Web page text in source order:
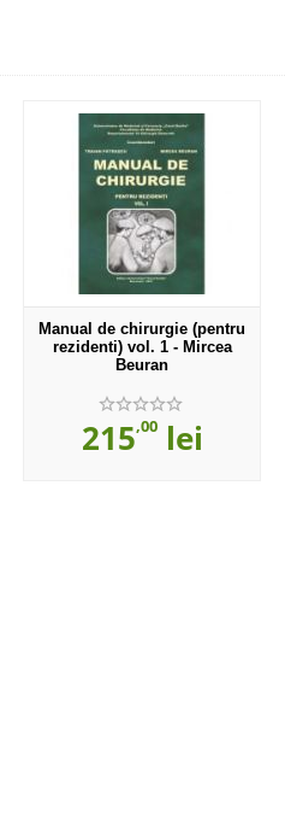
Manual de chirurgie (pentru
rezidenti) vol. 1 - Mircea
Beuran
215,00lei